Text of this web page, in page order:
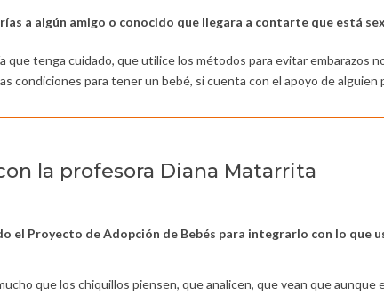
a algún amigo o conocido que llegara a contarte que está
que tenga cuidado, que utilice los métodos para evitar
condiciones para tener un bebé, si cuenta con el apoyo de alguien
la profesora Diana Matarrita
el Proyecto de Adopción de Bebés para integrarlo con lo que
que los chiquillos piensen, que analicen, que vean que aunque